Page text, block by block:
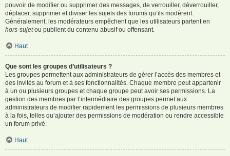
pouvoir de modifier ou supprimer des messages, de verrouiller, déverrouiller,
déplacer, supprimer et diviser les sujets des forums qu’ils modèrent.
Généralement, les modérateurs empêchent que les utilisateurs partent en
hors-sujetou publient du contenu abusif ou offensant.
Haut
Que sont les groupes d’utilisateurs ?
Les groupes permettent aux administrateurs de gérer l’accès des membres et
des invités au forum et à ses fonctionnalités. Chaque membre peut appartenir
à un ou plusieurs groupes et chaque groupe peut avoir ses permissions. La
gestion des membres par l’intermédiaire des groupes permet aux
administrateurs de modifier rapidement les permissions de plusieurs membres
à la fois, telles qu’ajouter des permissions de modération ou rendre accessible
un forum privé.
Haut